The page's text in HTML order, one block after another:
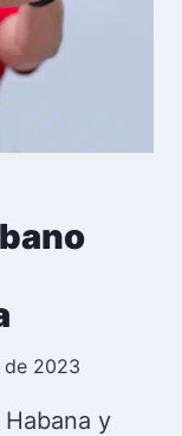
de 2023
y